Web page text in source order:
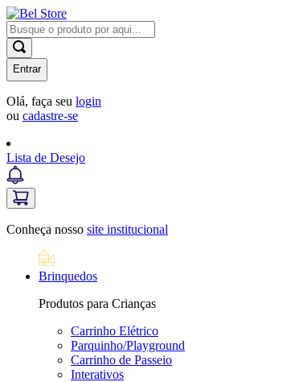
Entrar
Olá, faça seu login
ou cadastre-se
Lista de Desejo
Conheça nosso site institucional
Brinquedos
Produtos para Crianças
Carrinho Elétrico
Parquinho/Playground
Carrinho de Passeio
Interativos